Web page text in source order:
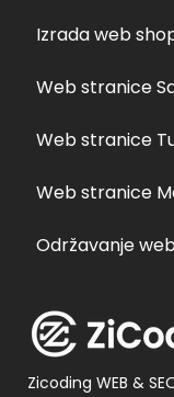
Izrada web
Web stranice
Web stranice
Web stranice
Održavanje
Zicoding WEB &